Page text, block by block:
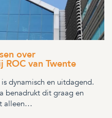
over
van Twente
dynamisch en uitdagend.
benadrukt dit graag en
alleen…